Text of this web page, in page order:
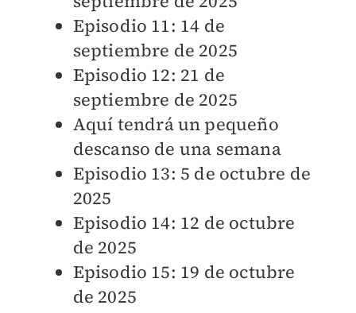
Episodio 11: 14 de
septiembre de 2025
Episodio 12: 21 de
septiembre de 2025
Aquí tendrá un pequeño
descanso de una semana
Episodio 13: 5 de octubre de
2025
Episodio 14: 12 de octubre
de 2025
Episodio 15: 19 de octubre
de 2025